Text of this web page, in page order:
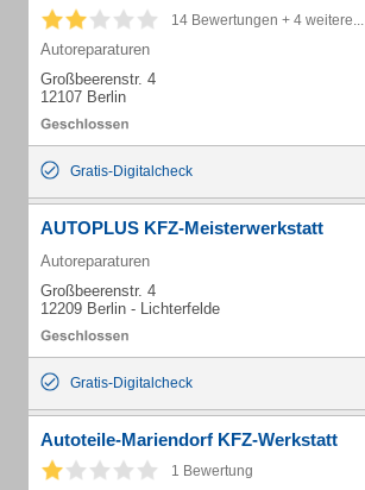
14 Bewertungen + 4 weitere...
Autoreparaturen
Großbeerenstr. 4
12107 Berlin
Gratis-Digitalcheck
AUTOPLUS KFZ-Meisterwerkstatt
Autoreparaturen
Großbeerenstr. 4
12209 Berlin - Lichterfelde
Gratis-Digitalcheck
Autoteile-Mariendorf KFZ-Werkstatt
1 Bewertung